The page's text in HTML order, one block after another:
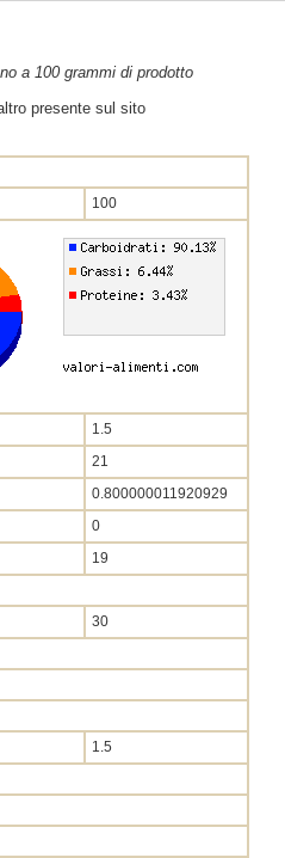
a 100 grammi di prodotto
presente sul sito
100
1.5
21
0.800000011920929
0
19
30
1.5